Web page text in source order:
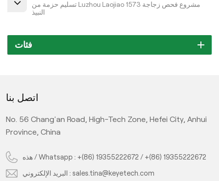
تسليم حزمة من Luzhou Laojiao 1573 مشروع فحص زجاجة
النبيذ
فئات
اتصل بنا
No. 56 Chang'an Road, High-Tech Zone, Hefei City, Anhui
Province, China
هذه / Whatsapp : +(86) 19355222672 / +(86) 19355222672
البريد الإلكتروني :sales.tina@keyetech.com